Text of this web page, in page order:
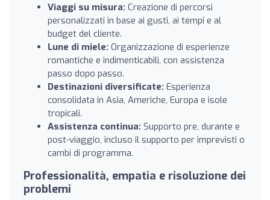
Viaggi su misura: Creazione di percorsi
personalizzati in base ai gusti, ai tempi e al
budget del cliente.
Lune di miele: Organizzazione di esperienze
romantiche e indimenticabili, con assistenza
passo dopo passo.
Destinazioni diversificate: Esperienza
consolidata in Asia, Americhe, Europa e isole
tropicali.
Assistenza continua: Supporto pre, durante e
post-viaggio, incluso il supporto per imprevisti o
cambi di programma.
Professionalità, empatia e risoluzione dei
problemi